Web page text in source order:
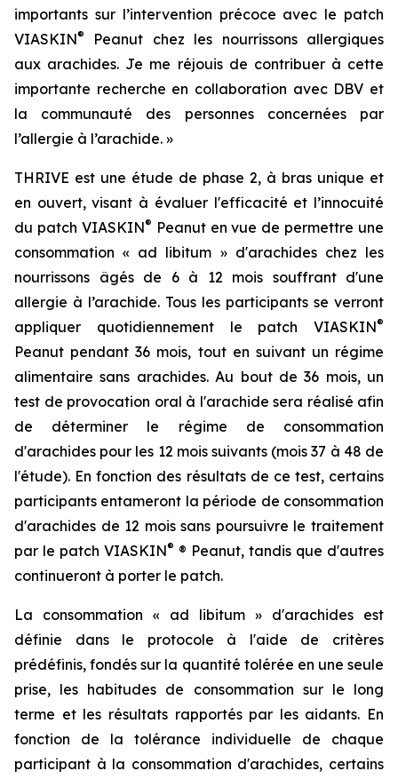
importants sur l’intervention précoce avec le patch
VIASKIN®
Peanut chez les nourrissons allergiques
aux arachides. Je me réjouis de contribuer à cette
importante recherche en collaboration avec DBV et
la communauté des personnes concernées par
l’allergie à l’arachide. »
THRIVE est une étude de phase 2, à bras unique et
en ouvert, visant à évaluer l'efficacité et l’innocuité
du patch VIASKIN® Peanut en vue de permettre une
consommation « ad libitum » d'arachides chez les
nourrissons âgés de 6 à 12 mois souffrant d'une
allergie à l’arachide. Tous les participants se verront
appliquer quotidiennement le patch VIASKIN®
Peanut pendant 36 mois, tout en suivant un régime
alimentaire sans arachides. Au bout de 36 mois, un
test de provocation oral à l'arachide sera réalisé afin
de déterminer le régime de consommation
d'arachides pour les 12 mois suivants (mois 37 à 48 de
l'étude). En fonction des résultats de ce test, certains
participants entameront la période de consommation
d'arachides de 12 mois sans poursuivre le traitement
par le patch VIASKIN® ® Peanut, tandis que d'autres
continueront à porter le patch.
La consommation « ad libitum » d'arachides est
définie dans le protocole à l'aide de critères
prédéfinis, fondés sur la quantité tolérée en une seule
prise, les habitudes de consommation sur le long
terme et les résultats rapportés par les aidants. En
fonction de la tolérance individuelle de chaque
participant à la consommation d'arachides, certains